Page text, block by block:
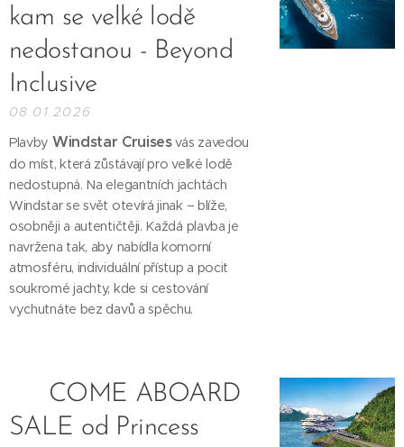
kam se velké lodě
nedostanou - Beyond
Inclusive
08.01.2026
Plavby Windstar Cruisesvás zavedou
do míst, která zůstávají pro velké lodě
nedostupná. Na elegantních jachtách
Windstar se svět otevírá jinak – blíže,
osobněji a autentičtěji. Každá plavba je
navržena tak, aby nabídla komorní
atmosféru, individuální přístup a pocit
soukromé jachty, kde si cestování
vychutnáte bez davů a spěchu.
🌊 COME ABOARD
SALE od Princess